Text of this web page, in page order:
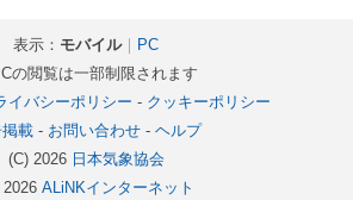
表示： モバイル｜
PC
の閲覧は一部制限されます
イバシーポリシー - クッキーポリシー
載- お問い合わせ- ヘルプ
(C) 2026 日本気象協会
2026 ALiNKインターネット